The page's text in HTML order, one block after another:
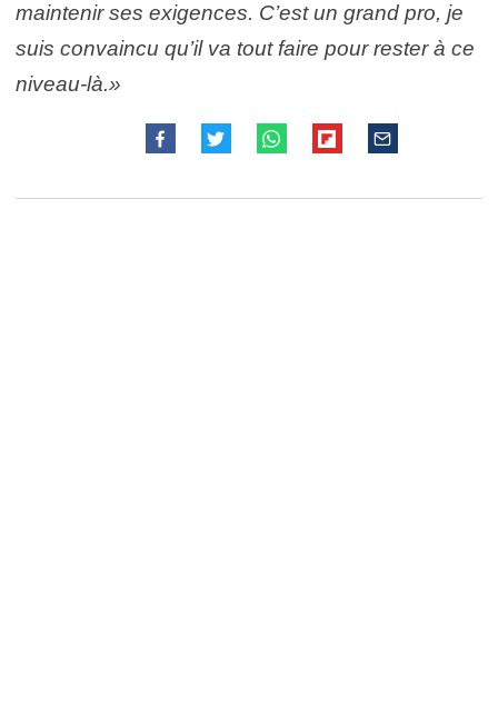
maintenir ses exigences. C’est un grand pro, je
suis convaincu qu’il va tout faire pour rester à ce
niveau-là.»